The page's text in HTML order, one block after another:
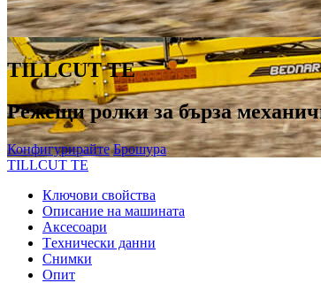
TILLCUT TE
Режещи ролки за бърза
Конфигурирайте Брошура
TILLCUT TE
Ключови свойства
Описание на машината
Аксесоари
Tехнически данни
Снимки
Опит